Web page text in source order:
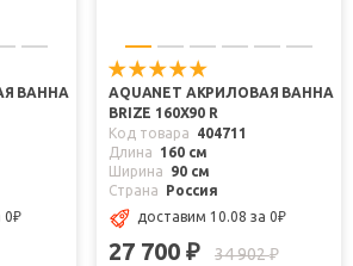
ВАННА
0₽
AQUANET АКРИЛОВАЯ ВАННА
BRIZE 160X90 R
Код товара
404711
Длина
160 см
Ширина
90 см
Страна
Россия
доставим 10.08 за 0₽
27 700 ₽ 34 902₽